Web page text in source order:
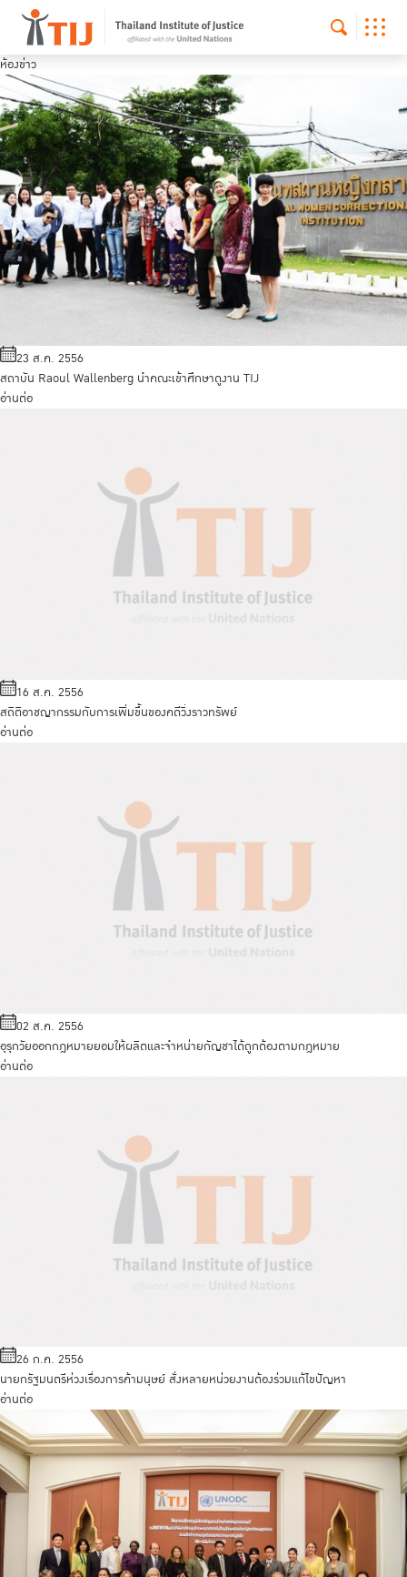
ห้องข่าว
23 ส.ค. 2556
สถาบัน Raoul Wallenberg นำคณะเข้าศึกษาดูงาน TIJ
อ่านต่อ
16 ส.ค. 2556
สถิติอาชญากรรมกับการเพิ่มขึ้นของคดีวิ่งราวทรัพย์
อ่านต่อ
02 ส.ค. 2556
อุรุกวัยออกกฎหมายยอมให้ผลิตและจำหน่ายกัญชาได้ถูกต้องตามกฎหมาย
อ่านต่อ
26 ก.ค. 2556
นายกรัฐมนตรีห่วงเรื่องการค้ามนุษย์ สั่งหลายหน่วยงานต้องร่วมแก้ไขปัญหา
อ่านต่อ